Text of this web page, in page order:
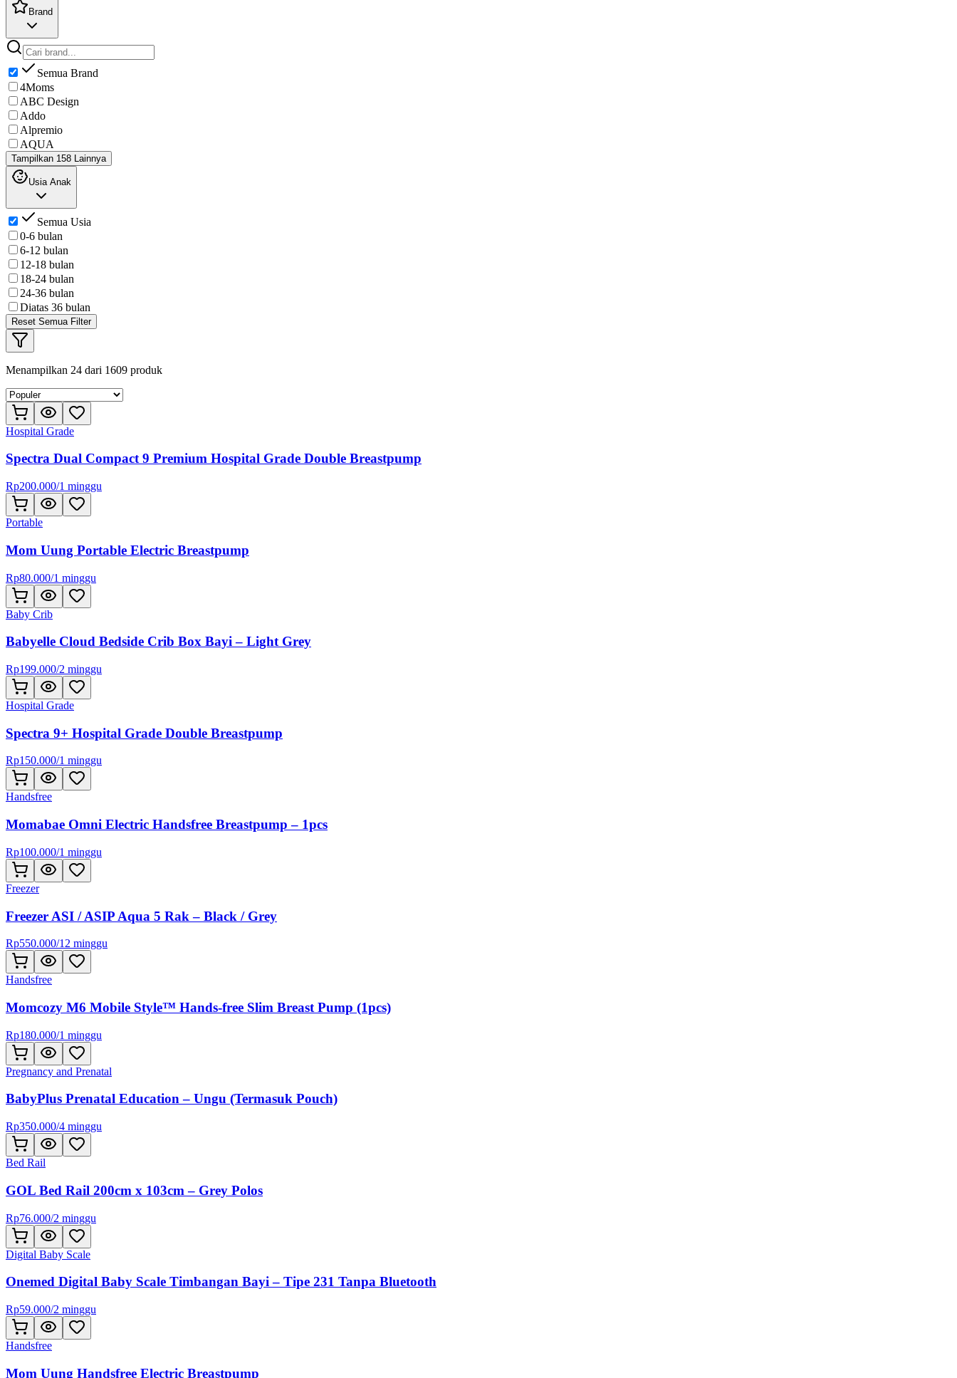
Brand
Semua Brand
4Moms
ABC Design
Addo
Alpremio
AQUA
Tampilkan 158 Lainnya
Usia Anak
Semua Usia
0-6 bulan
6-12 bulan
12-18 bulan
18-24 bulan
24-36 bulan
Diatas 36 bulan
Reset Semua Filter
Menampilkan 24 dari 1609 produk
Hospital Grade
Spectra Dual Compact 9 Premium Hospital Grade Double Breastpump
Rp200.000/1 minggu
Portable
Mom Uung Portable Electric Breastpump
Rp80.000/1 minggu
Baby Crib
Babyelle Cloud Bedside Crib Box Bayi – Light Grey
Rp199.000/2 minggu
Hospital Grade
Spectra 9+ Hospital Grade Double Breastpump
Rp150.000/1 minggu
Handsfree
Momabae Omni Electric Handsfree Breastpump – 1pcs
Rp100.000/1 minggu
Freezer
Freezer ASI / ASIP Aqua 5 Rak – Black / Grey
Rp550.000/12 minggu
Handsfree
Momcozy M6 Mobile Style™ Hands-free Slim Breast Pump (1pcs)
Rp180.000/1 minggu
Pregnancy and Prenatal
BabyPlus Prenatal Education – Ungu (Termasuk Pouch)
Rp350.000/4 minggu
Bed Rail
GOL Bed Rail 200cm x 103cm – Grey Polos
Rp76.000/2 minggu
Digital Baby Scale
Onemed Digital Baby Scale Timbangan Bayi – Tipe 231 Tanpa Bluetooth
Rp59.000/2 minggu
Handsfree
Mom Uung Handsfree Electric Breastpump